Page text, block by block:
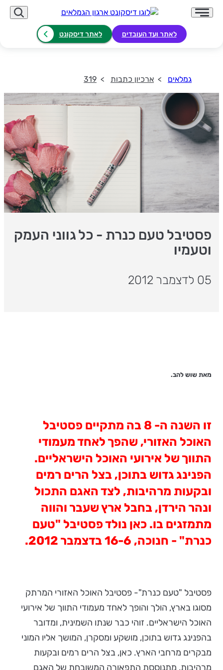
לאתר ועד העובדים לאתר דיסקונט
גמלאים ארכיון כתבות 319
פסטיבל טעם כנרת - כל גווני העמק
וטעמיו
05 לדצמבר 2012
מאת שוש להב.
זו השנה ה- 8 בה מתקיים פסטיבל
האוכל האזורי, שהפך לאחד מעמודי
התווך של אירועי האוכל הישראליים.
הפנינג גדוש בתוכן, בצל הרים רמים
ובקעות מרהיבות, לצד האגם התכול
ונהר הירדן, בחבל ארץ שעבר והווה
מתמזגים בו. כאן נולד פסטיבל "טעם
כנרת" - חנוכה, 16-6 בדצמבר 2012.
פסטיבל "טעם כנרת"- פסטיבל האוכל האזורי המרתק
מסוגו בארץ, הולך והופך לאחד מעמודי התווך של אירועי
האוכל הישראליים. זוהי כבר שנתו השמינית, ומדובר
בהפנינג גדוש בתוכן, מושקע ומסקרן, המושך אליו המוני
מבקרים מרחבי הארץ. כאן, בצל הרים רמים ובקעות
מרהיבות, מתנוססת התפאורה המשובחת של האגם